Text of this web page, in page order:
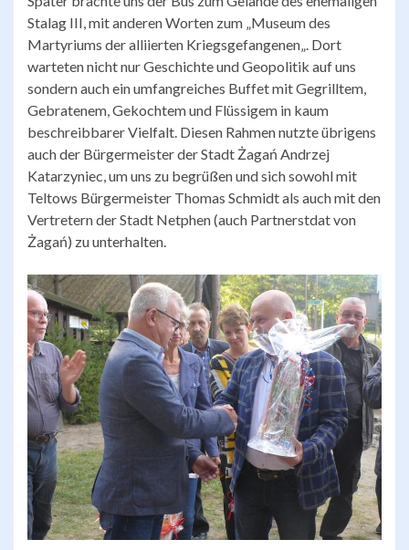
Stalag III, mit anderen Worten zum „Museum des
Martyriums der alliierten Kriegsgefangenen„. Dort
warteten nicht nur Geschichte und Geopolitik auf uns
sondern auch ein umfangreiches Buffet mit Gegrilltem,
Gebratenem, Gekochtem und Flüssigem in kaum
beschreibbarer Vielfalt. Diesen Rahmen nutzte übrigens
auch der Bürgermeister der Stadt Żagań Andrzej
Katarzyniec, um uns zu begrüßen und sich sowohl mit
Teltows Bürgermeister Thomas Schmidt als auch mit den
Vertretern der Stadt Netphen (auch Partnerstdat von
Żagań) zu unterhalten.